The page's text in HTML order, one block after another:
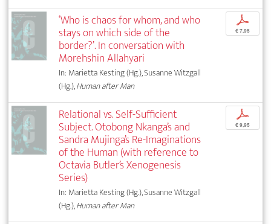
‘Who is chaos for whom, and who
stays on which side of the
border?’. In conversation with
Morehshin Allahyari
In: Marietta Kesting (Hg.), Susanne Witzgall
(Hg.),Human after Man
p
€ 7,95
Relational vs. Self-Sufficient
Subject. Otobong Nkanga’s and
Sandra Mujinga’s Re-Imaginations
of the Human (with reference to
Octavia Butler’s Xenogenesis
Series)
In: Marietta Kesting (Hg.), Susanne Witzgall
(Hg.),Human after Man
p
€ 9,95